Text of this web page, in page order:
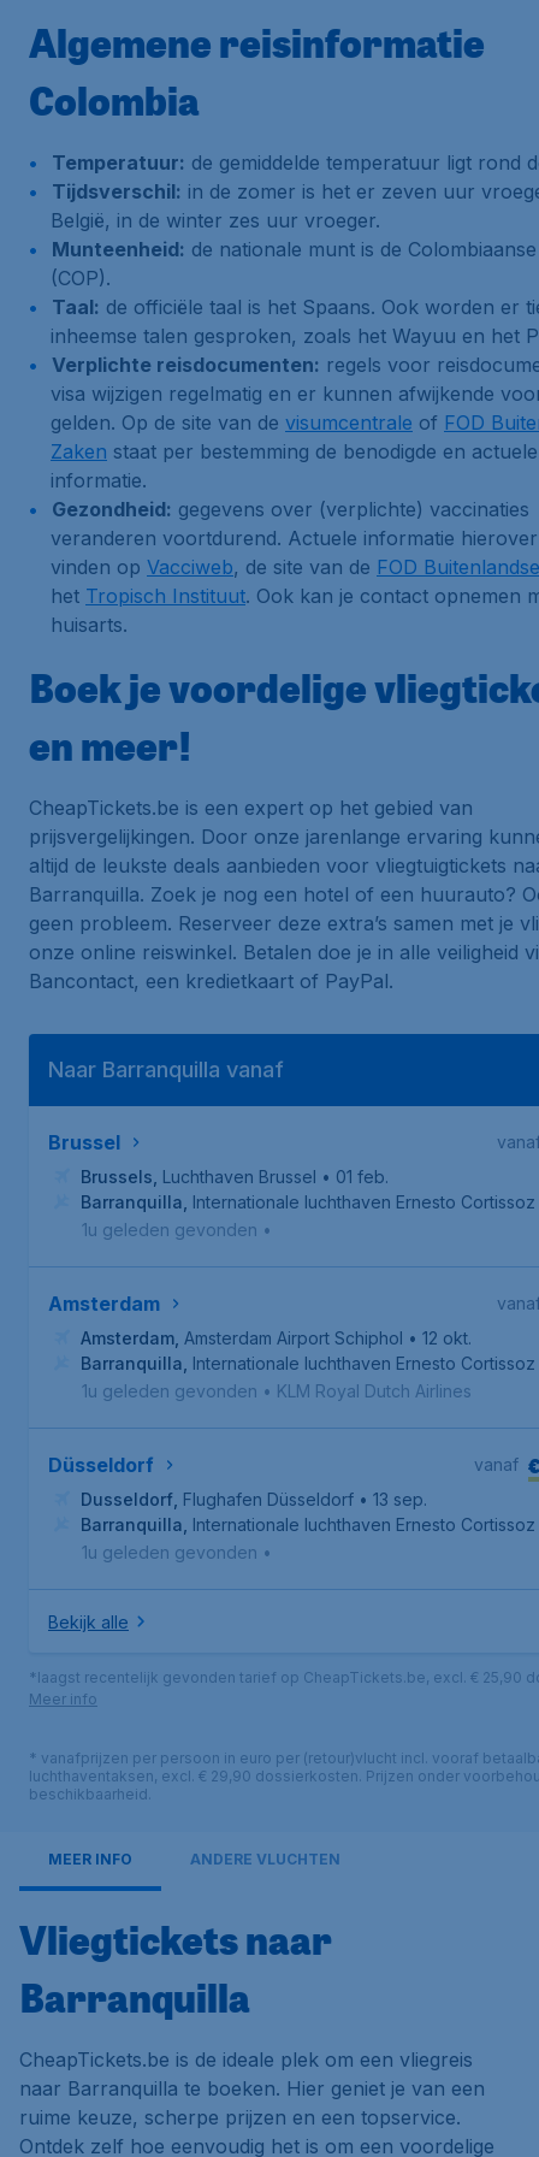
Algemene reisinformatie
Colombia
Temperatuur: de gemiddelde temperatuur ligt rond
Tijdsverschil: in de zomer is het er zeven uur
België, in de winter zes uur vroeger.
Munteenheid: de nationale munt is de
(COP).
Taal: de officiële taal is het Spaans. Ook worden er
inheemse talen gesproken, zoals het Wayuu en het
Verplichte reisdocumenten: regels voor
visa wijzigen regelmatig en er kunnen afwijkende
gelden. Op de site van de visumcentrale of FOD
Zaken staat per bestemming de benodigde en actuele
informatie.
Gezondheid: gegevens over (verplichte) vaccinaties
veranderen voortdurend. Actuele informatie
vinden op Vacciweb, de site van de FOD
het Tropisch Instituut. Ook kan je contact opnemen
huisarts.
Boek je voordelige
en meer!
CheapTickets.be is een expert op het gebied van
prijsvergelijkingen. Door onze jarenlange ervaring
altijd de leukste deals aanbieden voor vliegtuigtickets
Barranquilla. Zoek je nog een hotel of een huurauto?
geen probleem. Reserveer deze extra’s samen met je
onze online reiswinkel. Betalen doe je in alle veiligheid
Bancontact, een kredietkaart of PayPal.
Naar Barranquilla vanaf
Brussel
Brussels Luchthaven Brussel • 01 feb.
Barranquilla Internationale luchthaven Ernesto Cortissoz
1u geleden gevonden •
Amsterdam
Amsterdam Amsterdam Airport Schiphol • 12 okt.
Barranquilla Internationale luchthaven Ernesto Cortissoz
1u geleden gevonden • KLM Royal Dutch Airlines
Düsseldorf €
vanaf
Dusseldorf Flughafen Düsseldorf • 13 sep.
Barranquilla Internationale luchthaven Ernesto Cortissoz
1u geleden gevonden •
Bekijk alle
*laagst recentelijk gevonden tarief op CheapTickets.be, excl. € 25,90
Meer info
* vanafprijzen per persoon in euro per (retour)vlucht incl. vooraf
luchthaventaksen, excl. € 29,90 dossierkosten. Prijzen onder
beschikbaarheid.
MEER INFO ANDERE VLUCHTEN
Vliegtickets naar
Barranquilla
CheapTickets.be is de ideale plek om een vliegreis
naar Barranquilla te boeken. Hier geniet je van een
ruime keuze, scherpe prijzen en een topservice.
Ontdek zelf hoe eenvoudig het is om een voordelige